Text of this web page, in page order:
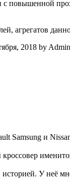
повышенной
агрегатов
2018 by
Samsung и
историей. У неё